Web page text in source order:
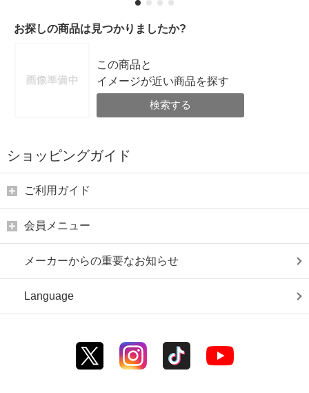
お探しの商品は見つかりましたか?
この商品と
イメージが近い商品を探す
検索する
ショッピングガイド
ご利用ガイド
会員メニュー
メーカーからの重要なお知らせ
Language